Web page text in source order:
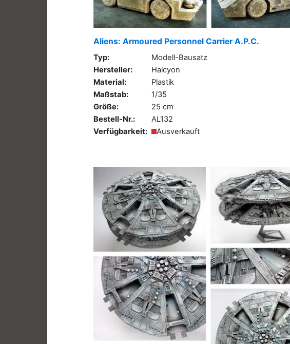
Aliens: Armoured Personnel Carrier A.P.C.
Typ:
Modell-Bausatz
Hersteller:
Halcyon
Material:
Plastik
Maßstab:
1/35
Größe:
25 cm
Bestell-Nr.:
AL132
Verfügbarkeit:
Ausverkauft